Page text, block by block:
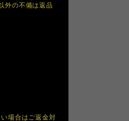
外の不備は返品
場合はご返金対